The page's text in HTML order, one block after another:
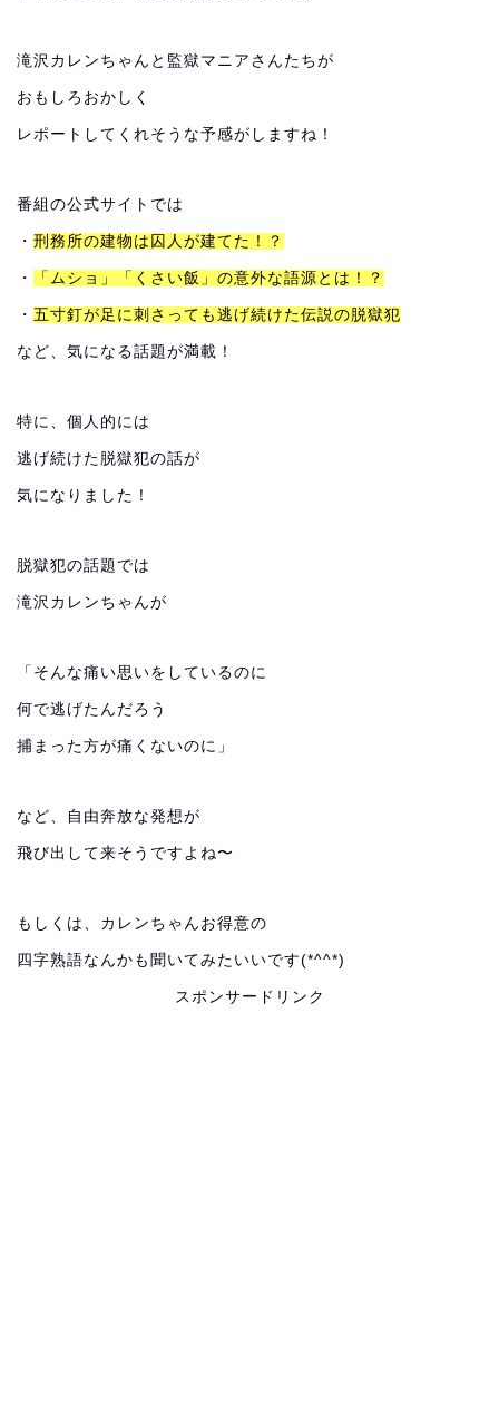
滝沢カレンちゃんと監獄マニアさんたちが
おもしろおかしく
レポートしてくれそうな予感がしますね！
番組の公式サイトでは
・ 刑務所の建物は囚人が建てた！？
・ 「ムショ」「くさい飯」の意外な語源とは！？
・ 五寸釘が足に刺さっても逃げ続けた伝説の脱獄犯
など、気になる話題が満載！
特に、個人的には
逃げ続けた脱獄犯の話が
気になりました！
脱獄犯の話題では
滝沢カレンちゃんが
「そんな痛い思いをしているのに
何で逃げたんだろう
捕まった方が痛くないのに」
など、自由奔放な発想が
飛び出して来そうですよね〜
もしくは、カレンちゃんお得意の
四字熟語なんかも聞いてみたいいです(*^^*)
スポンサードリンク